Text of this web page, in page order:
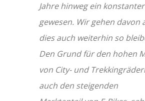
Jahre hinweg ein
gewesen. Wir gehen davon
dies auch weiterhin so
Den Grund für den hohen
von City- und
auch den steigenden